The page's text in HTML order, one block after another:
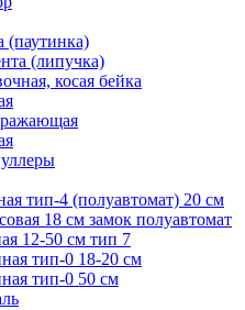
(паутинка)
(липучка)
косая бейка
тип-4 (полуавтомат) 20 см
18 см замок полуавтомат
12-50 см тип 7
тип-0 18-20 см
тип-0 50 см